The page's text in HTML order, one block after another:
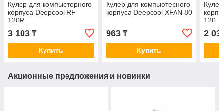
Кулер для компьютерного
корпуса Deepcool RF
120R
3 103 ₸
Купить
Кулер для компьютерного
корпуса Deepcool XFAN 80
963₸
Купить
120
2
Акционные предложения и новинки